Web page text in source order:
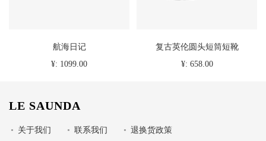
航海日记
¥: 1099.00
复古英伦圆头短筒短靴
¥: 658.00
LE SAUNDA
• 关于我们 • 联系我们 • 退换货政策